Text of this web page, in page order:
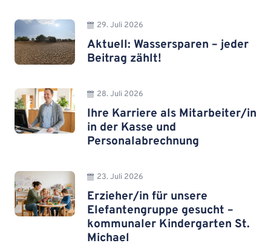
29. Juli 2026
Aktuell: Wassersparen – jeder
Beitrag zählt!
28. Juli 2026
Ihre Karriere als Mitarbeiter/in
in der Kasse und
Personalabrechnung
23. Juli 2026
Erzieher/in für unsere
Elefantengruppe gesucht –
kommunaler Kindergarten St.
Michael